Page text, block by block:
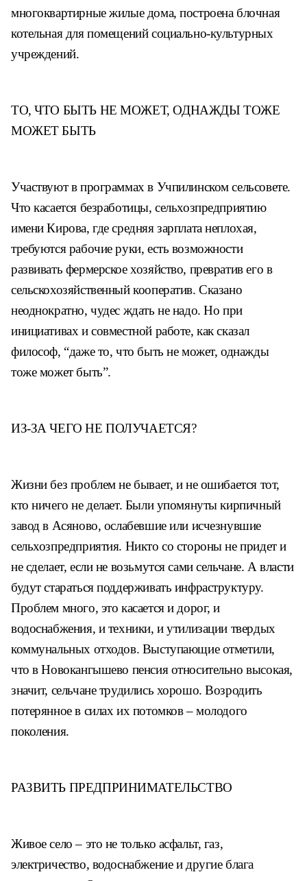
многоквартирные жилые дома,построена блочная
котельная дляпомещений социально-культурных
учреждений.
ТО, ЧТО БЫТЬ НЕ МОЖЕТ,ОДНАЖДЫ ТОЖЕ
МОЖЕТ БЫТЬ
Участвуют в программах в Учпилинском сельсовете.
Что касается безработицы, сельхозпредприятию
имени Кирова, где средняя зарплатанеплохая,
требуются рабочие руки, есть возможности
развивать фермерское хозяйство, превратив его в
сельскохозяйственный кооператив.Сказано
неоднократно, чудес ждатьне надо. Но при
инициативах и совместной работе, как сказал
философ, “даже то, что быть не может,однажды
тоже может быть”.
ИЗ-ЗА ЧЕГО НЕ ПОЛУЧАЕТСЯ?
Жизни без проблем не бывает, и неошибается тот,
кто ничего не делает. Были упомянуты кирпичный
заводв Асяново, ослабевшие или исчезнувшие
сельхозпредприятия. Никтосо стороны не придет и
не сделает, если не возьмутся сами сельчане. Авласти
будут стараться поддерживать инфраструктуру.
Проблем много, этокасается и дорог, и
водоснабжения, и техники, и утилизации твердых
коммунальных отходов. Выступающие отметили,
что вНовокангышево пенсия относительновысокая,
значит, сельчане трудились хорошо. Возродить
потерянное в силах их потомков – молодого
поколения.
РАЗВИТЬ ПРЕДПРИНИМАТЕЛЬСТВО
Живое село – это не только асфальт, газ,
электричество, водоснабжение и другие блага